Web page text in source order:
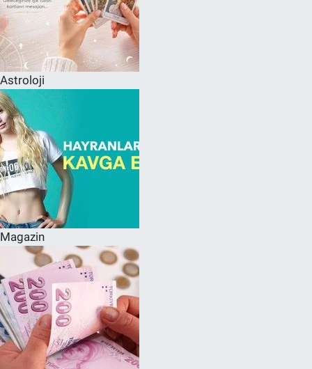
Astroloji
Magazin